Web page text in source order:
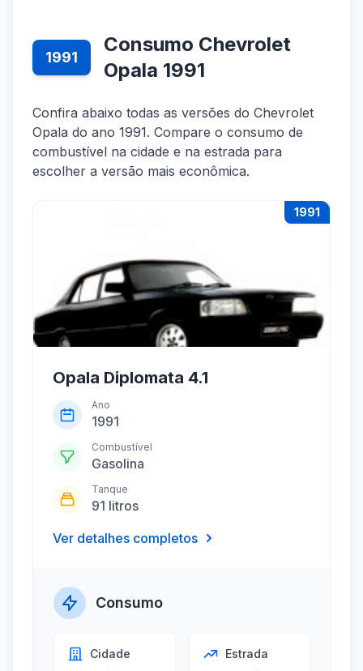
1991
Consumo Chevrolet
Opala 1991
Confira abaixo todas as versões do Chevrolet
Opala do ano 1991. Compare o consumo de
combustível na cidade e na estrada para
escolher a versão mais econômica.
1991
Opala Diplomata 4.1
Ano
1991
Combustível
Gasolina
Tanque
91 litros
Ver detalhes completos
Consumo
Cidade Estrada